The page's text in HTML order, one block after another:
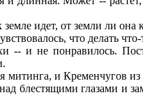
идет, от земли ли она
что делать
и не понравилось.
и Кременчугов
блестящими глазами и